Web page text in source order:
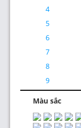
4
5
6
7
8
9
Màu sắc
Thiết Kế Website